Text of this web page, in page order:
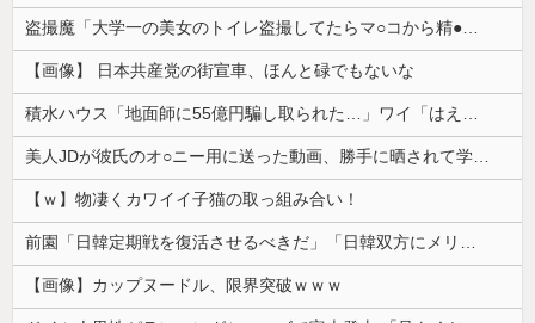
【画像】 日本共産党の街宣車、ほんと碌でもないな
【ｗ】物凄くカワイイ子猫の取っ組み合い！
【画像】カップヌードル、限界突破ｗｗｗ